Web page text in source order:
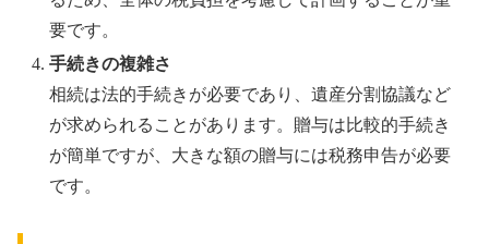
要です。
手続きの複雑さ
相続は法的手続きが必要であり、遺産分割協議など
が求められることがあります。贈与は比較的手続き
が簡単ですが、大きな額の贈与には税務申告が必要
です。